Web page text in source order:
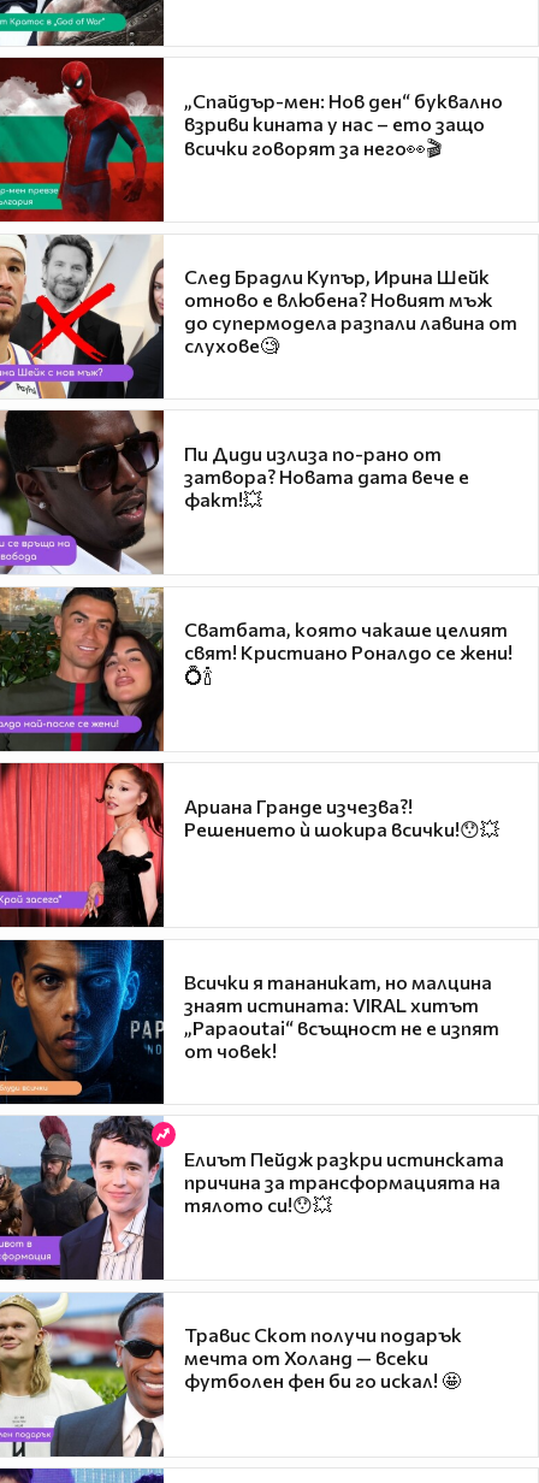
„Спайдър-мен: Нов ден“ буквално
взриви кината у нас – ето защо
всички говорят за него👀🎬
След Брадли Купър, Ирина Шейк
отново е влюбена? Новият мъж
до супермодела разпали лавина от
слухове🧐
Пи Диди излиза по-рано от
затвора? Новата дата вече е
факт!💥
Сватбата, която чакаше целият
свят! Кристиано Роналдо се жени!
💍🍾
Ариана Гранде изчезва?!
Решението ѝ шокира всички!😯💥
Всички я тананикат, но малцина
знаят истината: VIRAL хитът
„Papaoutai“ всъщност не е изпят
от човек!
Елиът Пейдж разкри истинската
причина за трансформацията на
тялото си!😯💥
Травис Скот получи подарък
мечта от Холанд — всеки
футболен фен би го искал! 🤩